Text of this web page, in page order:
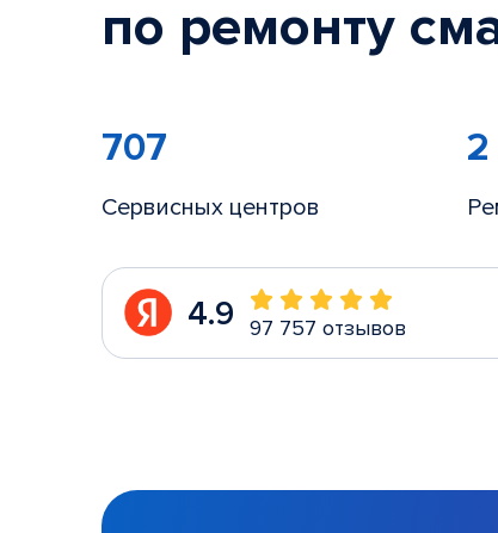
по ремонту
707
Сервисных центров
4.9 97 757 отзывов